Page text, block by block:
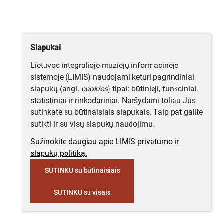
Slapukai
Lietuvos integralioje muziejų informacinėje
sistemoje (LIMIS) naudojami keturi pagrindiniai
slapukų (angl. cookies) tipai: būtinieji, funkciniai,
statistiniai ir rinkodariniai. Naršydami toliau Jūs
sutinkate su būtinaisiais slapukais. Taip pat galite
sutikti ir su visų slapukų naudojimu.
Sužinokite daugiau apie LIMIS privatumo ir
slapukų politiką.
SUTINKU su būtinaisiais
SUTINKU su visais